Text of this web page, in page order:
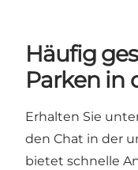
Häufig
Parken in
Erhalten Sie
den Chat in der
bietet schnelle